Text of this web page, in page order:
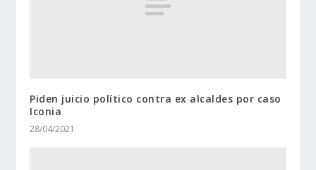
Piden juicio político contra ex alcaldes por caso
Iconia
28/04/2021